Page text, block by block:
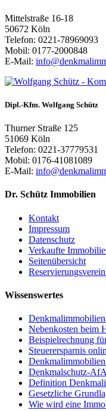
Mittelstraße 16-18
50672 Köln
Telefon: 0221-78969093
Mobil: 0177-2000848
E-Mail:
Dipl.-Kfm. Wolfgang Schütz
Thurner Straße 125
51069 Köln
Telefon: 0221-37779531
Mobil: 0176-41081089
E-Mail:
Dr. Schütz Immobilien
Kontakt
Impressum
Datenschutz
Verkaufte
Seitenübersicht
Wissenswertes
Nebenkosten beim
Beispielrechnung
Steuerersparnis
Denkmalschutz-
Definition
Gesetzliche
Wie wird eine